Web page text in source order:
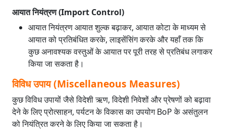
आयात नियंत्रण (Import Control)
आयात नियंत्रण आयात शुल्क बढ़ाकर, आयात कोटा के माध्यम से
आयात को प्रतिबंधित करके, लाइसेंसिंग करके और यहाँ तक कि
कुछ अनावश्यक वस्तुओं के आयात पर पूरी तरह से प्रतिबंध लगाकर
किया जा सकता है।
विविध उपाय (Miscellaneous Measures)
कुछ विविध उपायों जैसे विदेशी ऋण, विदेशी निवेशों और प्रेषणों को बढ़ावा
देने के लिए प्रोत्साहन, पर्यटन के विकास का उपयोग BoP के असंतुलन
को नियंत्रित करने के लिए किया जा सकता है।